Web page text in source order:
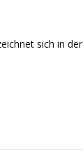
sich in der